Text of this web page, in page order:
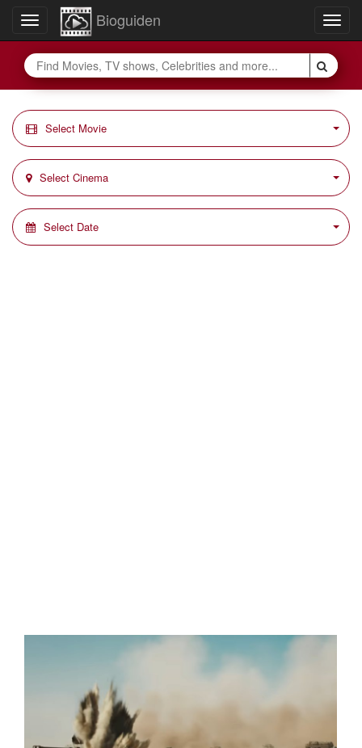
Toggle
navigation
Bioguiden
Select Movie
Select Cinema
Select Date